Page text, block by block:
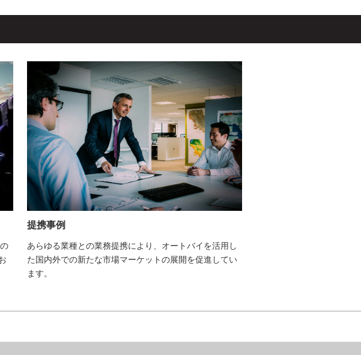
提携事例
あらゆる業種との業務提携により、オートバイを活用し
た国内外での新たな市場マーケットの展開を促進してい
ます。